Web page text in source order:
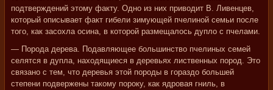
подтверждений этому факту. Одно из них приводит В. Ливенцев,
который описывает факт гибели зимующей пчелиной семьи после
того, как засохла осина, в которой размещалось дупло с пчелами.
— Порода дерева. Подавляющее большинство пчелиных семей
селятся в дупла, находящиеся в деревьях лиственных пород. Это
связано с тем, что деревья этой породы в гораздо большей
степени подвержены такому пороку, как ядровая гниль, в